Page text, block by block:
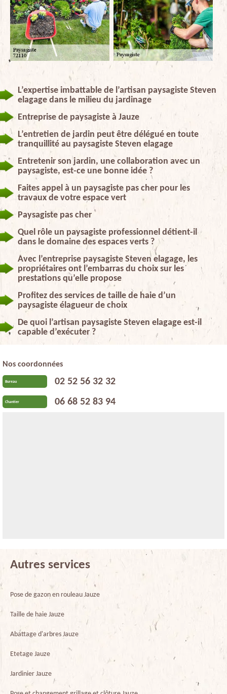
L’expertise imbattable de l’artisan paysagiste Steven
elagage dans le milieu du jardinage
Entreprise de paysagiste à Jauze
L’entretien de jardin peut être délégué en toute
tranquillité au paysagiste Steven elagage
Entretenir son jardin, une collaboration avec un
paysagiste, est-ce une bonne idée ?
Faites appel à un paysagiste pas cher pour les
travaux de votre espace vert
Paysagiste pas cher
Quel rôle un paysagiste professionnel détient-il
dans le domaine des espaces verts ?
Avec l’entreprise paysagiste Steven elagage, les
propriétaires ont l’embarras du choix sur les
prestations qu’elle propose
Profitez des services de taille de haie d’un
paysagiste élagueur de choix
De quoi l’artisan paysagiste Steven elagage est-il
capable d’exécuter ?
Nos coordonnées
Bureau 02 52 56 32 32
Chantier 06 68 52 83 94
Autres services
Pose de gazon en rouleau Jauze
Taille de haie Jauze
Abattage d'arbres Jauze
Etetage Jauze
Jardinier Jauze